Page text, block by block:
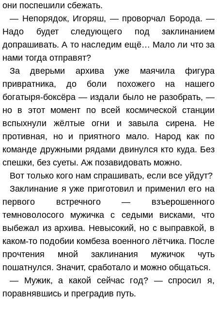
они поспешили сбежать.
— Непорядок, Игоряш, — проворчал Борода. —
Надо будет следующего под заклинанием
допрашивать. А то наследим ещё… Мало ли что за
нами тогда отправят?
За дверьми архива уже маячила фигура
привратника, до боли похожего на нашего
богатыря-боксёра — издали было не разобрать, —
но в этот момент по всей космической станции
вспыхнули жёлтые огни и завыла сирена. Не
противная, но и приятного мало. Народ как по
команде дружными рядами двинулся кто куда. Без
спешки, без суеты. Аж позавидовать можно.
Вот только кого нам спрашивать, если все уйдут?
Заклинание я уже приготовил и применил его на
первого встречного — взъерошенного
темноволосого мужичка с седыми висками, что
выбежал из архива. Невысокий, но с выправкой, в
каком-то подобии комбеза военного лётчика. После
прочтения мной заклинания мужичок чуть
пошатнулся. Значит, сработало и можно общаться.
— Мужик, а какой сейчас год? — спросил я,
поравнявшись и преградив путь.